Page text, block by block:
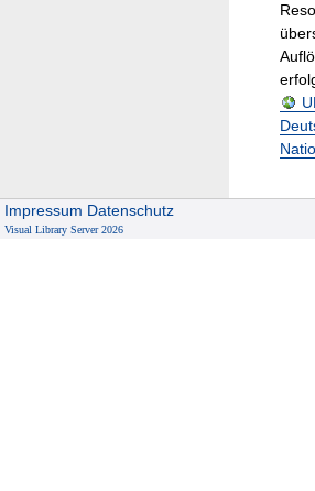
Impressum Datenschutz
Visual Library Server 2026